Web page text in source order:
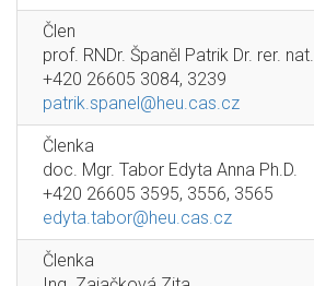
Člen
prof. RNDr. Španěl Patrik Dr. rer. nat.
+420 26605 3084, 3239
patrik.spanel@heu.cas.cz
Členka
doc. Mgr. Tabor Edyta Anna Ph.D.
+420 26605 3595, 3556, 3565
edyta.tabor@heu.cas.cz
Členka